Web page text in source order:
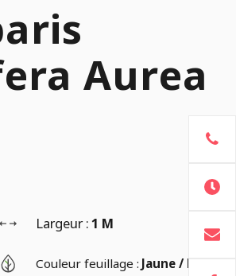
Aurea
Largeur :1 M
Couleur feuillage : Jaune / Doré